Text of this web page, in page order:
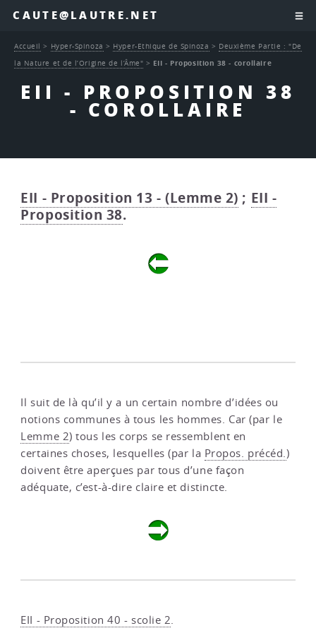
CAUTE@LAUTRE.NET
EII - PROPOSITION 38
- COROLLAIRE
Accueil > Hyper-Spinoza > Hyper-Ethique de Spinoza > Deuxième Partie : "De
la Nature et de l’Origine de l’Âme" > EII - Proposition 38 - corollaire
EII - Proposition 13 - (Lemme 2) ; EII -
Proposition 38.
Il suit de là qu’il y a un certain nombre d’idées ou
notions communes à tous les hommes. Car (par le
Lemme 2) tous les corps se ressemblent en
certaines choses, lesquelles (par la Propos. précéd.)
doivent être aperçues par tous d’une façon
adéquate, c’est-à-dire claire et distincte.
EII - Proposition 40 - scolie 2